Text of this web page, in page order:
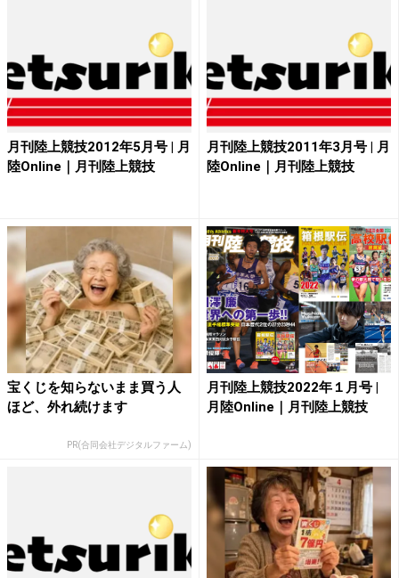
月刊陸上競技2012年5月号 | 月
陸Online｜月刊陸上競技
月刊陸上競技2011年3月号 | 月
陸Online｜月刊陸上競技
宝くじを知らないまま買う人
ほど、外れ続けます
PR(合同会社デジタルファーム)
月刊陸上競技2022年１月号 |
月陸Online｜月刊陸上競技